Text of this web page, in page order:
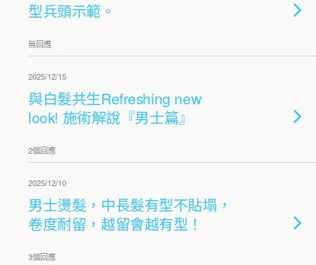
型兵頭示範。
無回應
2025/12/15
與白髮共生Refreshing new
look! 施術解說『男士篇』
2個回應
2025/12/10
男士燙髮，中長髮有型不貼塌，
卷度耐留，越留會越有型！
3個回應